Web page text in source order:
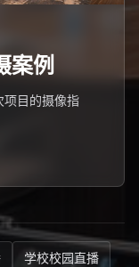
案例
项目的摄像指
学校校园直播